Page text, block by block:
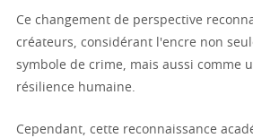
Ce changement de perspective
créateurs, considérant l'encre non
symbole de crime, mais aussi comme
résilience humaine.
Cependant, cette reconnaissance